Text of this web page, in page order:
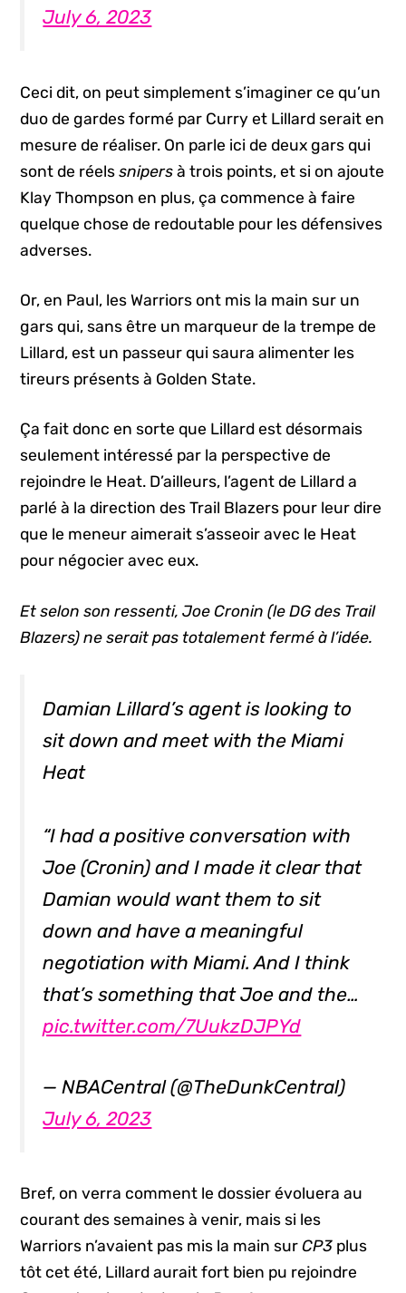
July 6, 2023
Ceci dit, on peut simplement s’imaginer ce qu’un
duo de gardes formé par Curry et Lillard serait en
mesure de réaliser. On parle ici de deux gars qui
sont de réelssnipers à trois points, et si on ajoute
Klay Thompson en plus, ça commence à faire
quelque chose de redoutable pour les défensives
adverses.
Or, en Paul, les Warriors ont mis la main sur un
gars qui, sans être un marqueur de la trempe de
Lillard, est un passeur qui saura alimenter les
tireurs présents à Golden State.
Ça fait donc en sorte que Lillard est désormais
seulement intéressé par la perspective de
rejoindre le Heat. D’ailleurs, l’agent de Lillard a
parlé à la direction des Trail Blazers pour leur dire
que le meneur aimerait s’asseoir avec le Heat
pour négocier avec eux.
Et selon son ressenti, Joe Cronin (le DG des Trail
Blazers) ne serait pas totalement fermé à l’idée.
Damian Lillard’s agent is looking to
sit down and meet with the Miami
Heat
“I had a positive conversation with
Joe (Cronin) and I made it clear that
Damian would want them to sit
down and have a meaningful
negotiation with Miami. And I think
that’s something that Joe and the…
pic.twitter.com/7UukzDJPYd
— NBACentral (@TheDunkCentral)
July 6, 2023
Bref, on verra comment le dossier évoluera au
courant des semaines à venir, mais si les
Warriors n’avaient pas mis la main surCP3 plus
tôt cet été, Lillard aurait fort bien pu rejoindre